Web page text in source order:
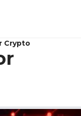
Crypto